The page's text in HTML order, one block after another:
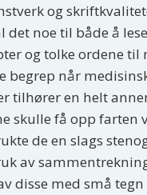
og
det noe til både å
og tolke ordene til
begrep når
tilhører en helt
skulle få opp farten
de en slags
av
disse med små